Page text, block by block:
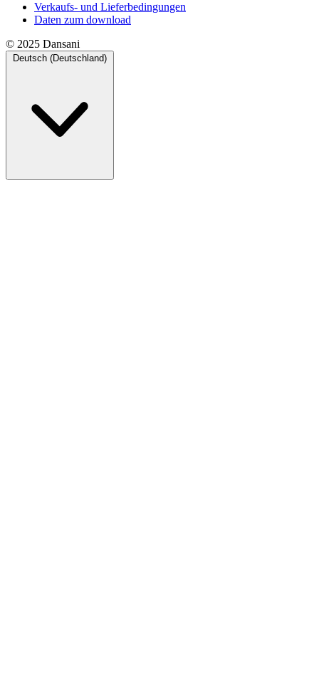
Verkaufs- und Lieferbedingungen
Daten zum download
© 2025 Dansani
Deutsch (Deutschland)